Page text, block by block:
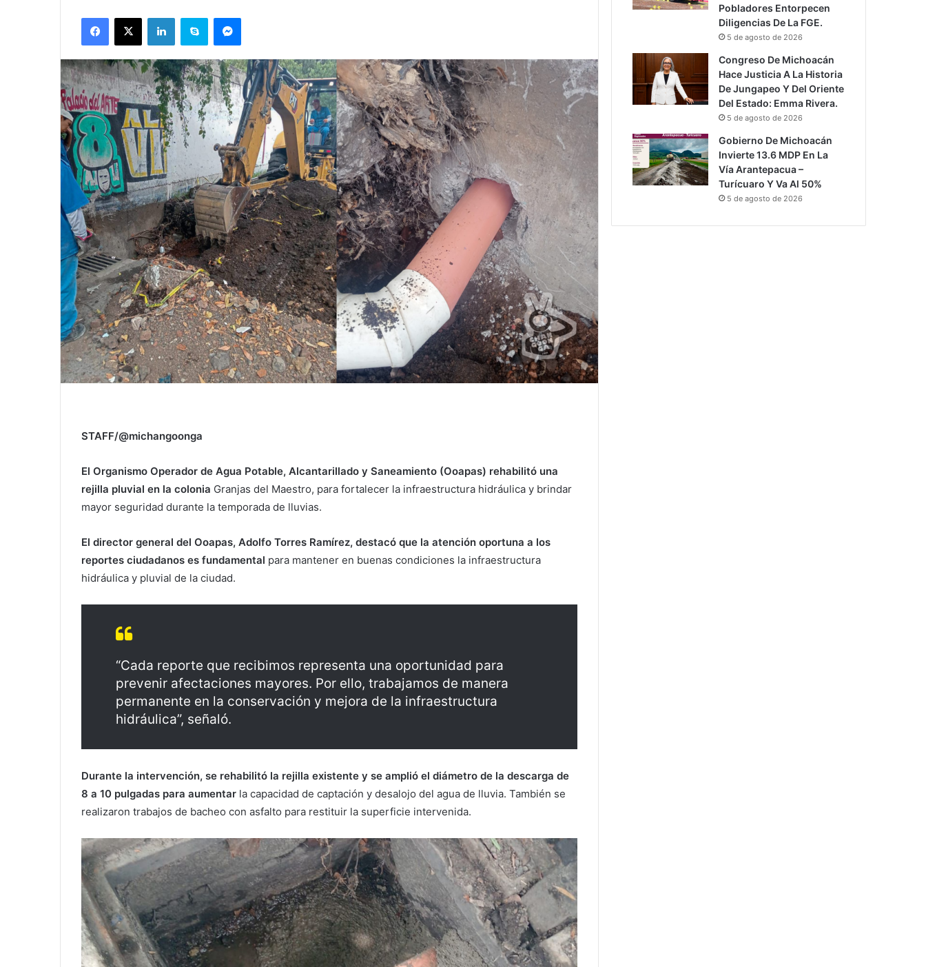
Facebook
X LinkedInSkype Messenger
STAFF/@michangoonga
El Organismo Operador de Agua Potable, Alcantarillado y Saneamiento (Ooapas) rehabilitó una
rejilla pluvial en la colonia Granjas del Maestro, para fortalecer la infraestructura hidráulica y brindar
mayor seguridad durante la temporada de lluvias.
El director general del Ooapas, Adolfo Torres Ramírez, destacó que la atención oportuna a los
reportes ciudadanos es fundamental para mantener en buenas condiciones la infraestructura
hidráulica y pluvial de la ciudad.
“Cada reporte que recibimos representa una oportunidad para
prevenir afectaciones mayores. Por ello, trabajamos de manera
permanente en la conservación y mejora de la infraestructura
hidráulica”, señaló.
Durante la intervención, se rehabilitó la rejilla existente y se amplió el diámetro de la descarga de
8 a 10 pulgadas para aumentar la capacidad de captación y desalojo del agua de lluvia. También se
realizaron trabajos de bacheo con asfalto para restituir la superficie intervenida.
Pobladores Entorpecen
Diligencias De La FGE.
5 de agosto de 2026
Congreso De Michoacán
Hace Justicia A La Historia
De Jungapeo Y Del Oriente
Del Estado: Emma Rivera.
5 de agosto de 2026
Gobierno De Michoacán
Invierte 13.6 MDP En La
Vía Arantepacua –
Turícuaro Y Va Al 50%
5 de agosto de 2026